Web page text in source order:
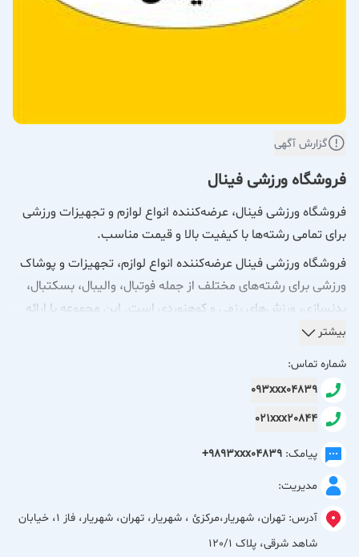
گزارش آگهی
فروشگاه ورزشی فینال
فروشگاه ورزشی فینال، عرضه‌کننده انواع لوازم و تجهیزات ورزشی
برای تمامی رشته‌ها با کیفیت بالا و قیمت مناسب.
فروشگاه ورزشی فینال عرضه‌کننده انواع لوازم، تجهیزات و پوشاک
ورزشی برای رشته‌های مختلف از جمله فوتبال، والیبال، بسکتبال،
بدنسازی، ورزش‌های رزمی و کوهنوردی است. این مجموعه با ارائه
محصولات باکیفیت، استاندارد و قیمت مناسب، نیاز ورزشکاران
پوشاک و تجهیزات تمرینی با تنوع بالا در فروشگاه فینال موجود
است. هدف ما ارائه بهترین محصولات ورزشی و ایجاد تجربه‌ای
مطمئن و رضایت‌بخش برای مشتریان است.
بیشتر
شماره تماس:
093xxx04839
021xxx20844
پیامک: +9893xxx04839
مدیریت:
آدرس:
تهران، شهریار،مركزئ ، شهریار، تهران، شهریار، فاز 1، خیابان
شاهد شرقی، پلاک 120/1